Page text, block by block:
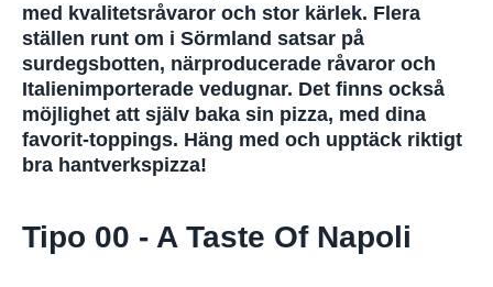
med kvalitetsråvaror och stor kärlek. Flera
ställen runt om i Sörmland satsar på
surdegsbotten, närproducerade råvaror och
Italienimporterade vedugnar. Det finns också
möjlighet att själv baka sin pizza, med dina
favorit-toppings. Häng med och upptäck riktigt
bra hantverkspizza!
Tipo 00 - A Taste Of Napoli